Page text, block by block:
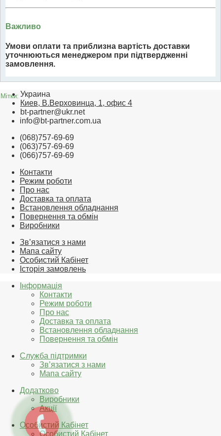
Важливо
Умови оплати та приблизна вартість доставки
уточнюються менеджером при підтвердженні
замовлення.
Мітки: Украина
Киев, В.Верховинца, 1, офис 4
bt-partner@ukr.net
info@bt-partner.com.ua
(068)757-69-69
(063)757-69-69
(066)757-69-69
Контакти
Режим роботи
Про нас
Доставка та оплата
Встановлення обладнання
Повернення та обмін
Виробники
Зв’язатися з нами
Мапа сайту
Особистий Кабінет
Історія замовлень
Інформація
Контакти
Режим роботи
Про нас
Доставка та оплата
Встановлення обладнання
Повернення та обмін
Служба підтримки
Зв’язатися з нами
Мапа сайту
Додатково
Виробники
Акції
Особистий Кабінет
Особистий Кабінет